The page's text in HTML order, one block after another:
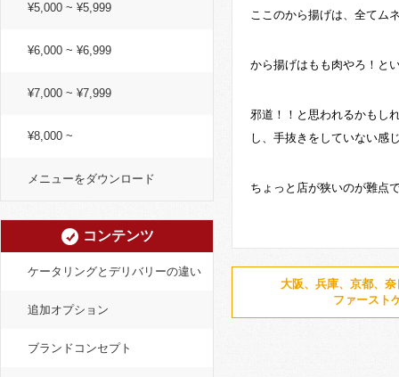
ここのから揚げは、全てム
から揚げはもも肉やろ！と
邪道！！と思われるかもし
し、手抜きをしていない感
ちょっと店が狭いのが難点
大阪、兵庫、京都、
ファースト
¥5,000 ~ ¥5,999
¥6,000 ~ ¥6,999
¥7,000 ~ ¥7,999
¥8,000 ~
メニューをダウンロード
コンテンツ
ケータリングとデリバリーの違い
追加オプション
ブランドコンセプト